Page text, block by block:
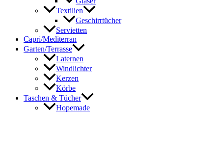
Textilien
Geschirrtücher
Servietten
Capri/Mediterran
Garten/Terrasse
Laternen
Windlichter
Kerzen
Körbe
Taschen & Tücher
Hopemade